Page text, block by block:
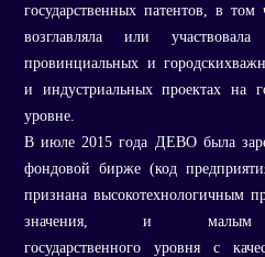
государственных патентов, в том
возглавляла или
провинциальных и
и индустриальных проектах на
уровне.
В июле 2015 года ДЕВО была
фондовой бирже (код
признана высокотехнологичным
значения, и малым
государственного уровня с